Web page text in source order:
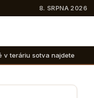
8. SRPNA 2026
Suchozemské